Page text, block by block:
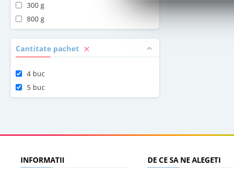
300 g
800 g
Cantitate pachet
4 buc
5 buc
INFORMATII DE CE SA NE ALEGETI